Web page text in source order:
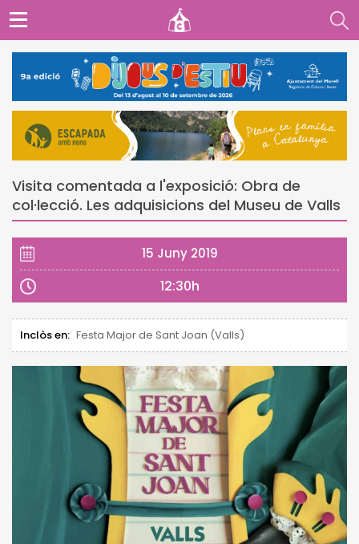
Visita comentada a l'exposició: Obra de
col·lecció. Les adquisicions del Museu de Valls
15 Juny 2019
12:30h
Inclòs en: Festa Major de Sant Joan (Valls)